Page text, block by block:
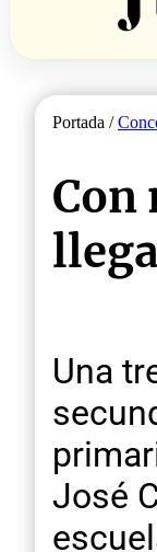
Portada /
Con
Una
José